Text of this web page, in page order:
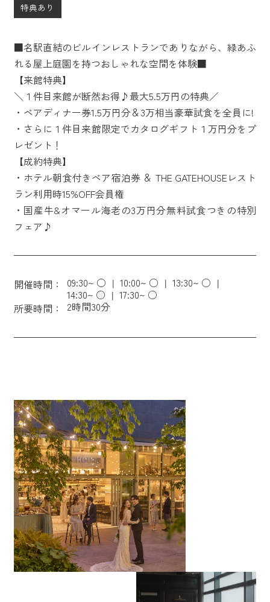
特典あり
■名駅直結のビルインレストランでありながら、緑あふ
れる屋上庭園を持つおしゃれな空間を体験■
【来館特典】
＼１件目来館が断然お得♪最大5.5万円の特典／
・ペアディナー券1.5万円分＆3万相当豪華試食を全員に!
・さらに１件目来館限定でカタログギフト１万円分をプ
レゼント！
【成約特典】
・ホテル朝食付きペア宿泊券 ＆ THE GATEHOUSEレスト
ラン利用時15%OFF会員権
・国産牛&オマール海老の3万円分無料試食つきの特別
フェア♪
開催時間： 09:30~ ○ 10:00~ ○
13:30~ ○
14:30~ ○
17:30~ ○
所要時間：
2時間30分